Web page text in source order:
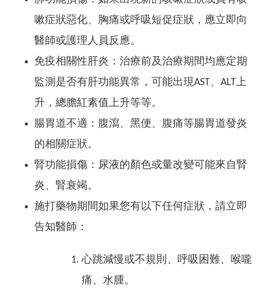
嗽症狀惡化、胸痛或呼吸短促症狀，應立即向
醫師或護理人員反應。
免疫相關性肝炎：治療前及治療期間均應定期
監測是否有肝功能異常，可能出現AST、ALT上
升，總膽紅素值上升等等。
腸胃道不適：腹瀉、黑便、腹痛等腸胃道發炎
的相關症狀。
腎功能損傷：尿液的顏色或量改變可能來自腎
炎、腎衰竭。
施打藥物期間如果您有以下任何症狀，請立即
告知醫師：
心跳減慢或不規則、呼吸困難、喉嚨
痛、水腫。